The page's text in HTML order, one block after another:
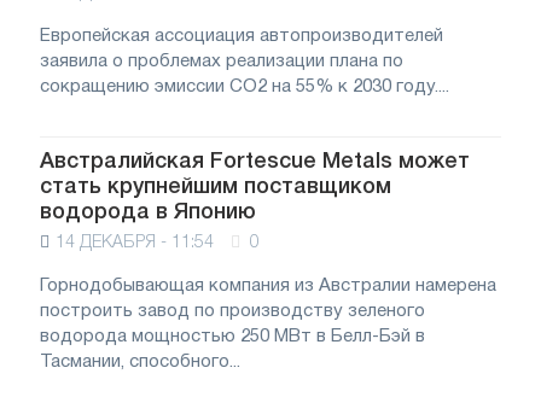
Европейская ассоциация автопроизводителей
заявила о проблемах реализации плана по
сокращению эмиссии СО2 на 55% к 2030 году....
Австралийская Fortescue Metals может
стать крупнейшим поставщиком
водорода в Японию
14 ДЕКАБРЯ - 11:54 0
Горнодобывающая компания из Австралии намерена
построить завод по производству зеленого
водорода мощностью 250 МВт в Белл-Бэй в
Тасмании, способного...